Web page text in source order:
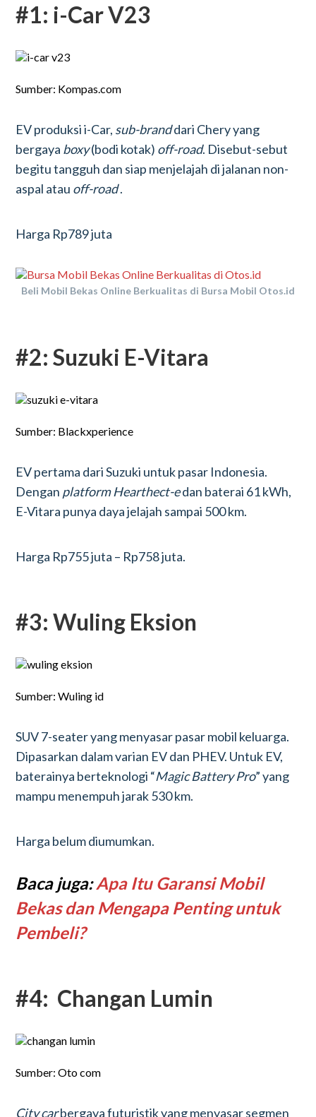
#1: i-Car V23
Sumber: Kompas.com
EV produksi i-Car, sub-branddari Chery yang
bergaya boxy(bodi kotak) off-road. Disebut-sebut
begitu tangguh dan siap menjelajah di jalanan non-
aspal atau off-road.
Harga Rp789 juta
Beli Mobil Bekas Online Berkualitas di Bursa Mobil Otos.id
#2: Suzuki E-Vitara
Sumber: Blackxperience
EV pertama dari Suzuki untuk pasar Indonesia.
Dengan platform Hearthect-edan baterai 61 kWh,
E-Vitara punya daya jelajah sampai 500 km.
Harga Rp755 juta – Rp758 juta.
#3: Wuling Eksion
Sumber: Wuling id
SUV 7-seater yang menyasar pasar mobil keluarga.
Dipasarkan dalam varian EV dan PHEV. Untuk EV,
baterainya berteknologi “Magic Battery Pro” yang
mampu menempuh jarak 530 km.
Harga belum diumumkan.
Baca juga:Apa Itu Garansi Mobil
Bekas dan Mengapa Penting untuk
Pembeli?
#4: Changan Lumin
Sumber: Oto com
City carbergaya futuristik yang menyasar segmen